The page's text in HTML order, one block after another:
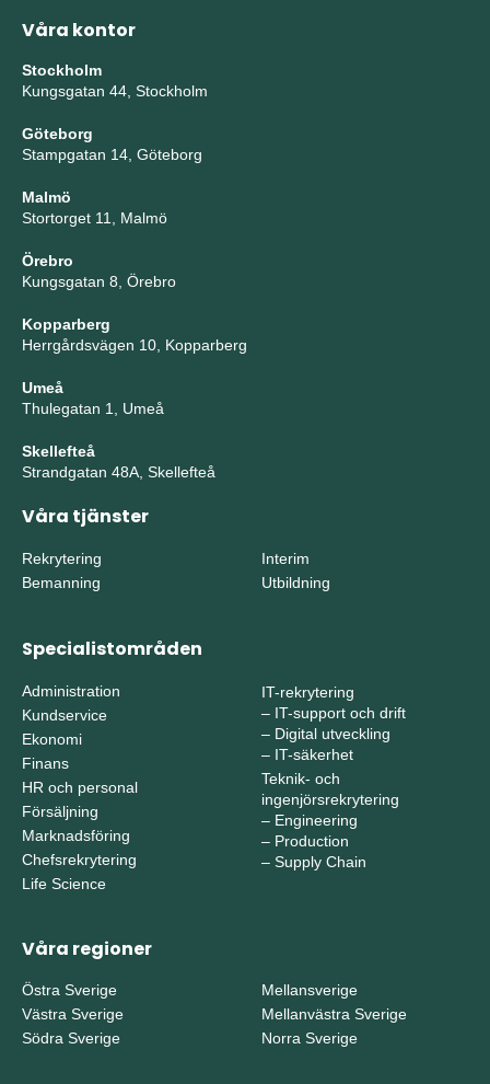
Våra kontor
Stockholm
Kungsgatan 44, Stockholm
Göteborg
Stampgatan 14, Göteborg
Malmö
Stortorget 11, Malmö
Örebro
Kungsgatan 8, Örebro
Kopparberg
Herrgårdsvägen 10, Kopparberg
Umeå
Thulegatan 1, Umeå
Skellefteå
Strandgatan 48A, Skellefteå
Våra tjänster
Rekrytering
Bemanning
Interim
Utbildning
Specialistområden
Administration
Kundservice
Ekonomi
Finans
HR och personal
Försäljning
Marknadsföring
Chefsrekrytering
Life Science
IT-rekrytering
– IT-support och drift
– Digital utveckling
– IT-säkerhet
Teknik- och
ingenjörsrekrytering
– Engineering
– Production
– Supply Chain
Våra regioner
Östra Sverige
Västra Sverige
Södra Sverige
Mellansverige
Mellanvästra Sverige
Norra Sverige